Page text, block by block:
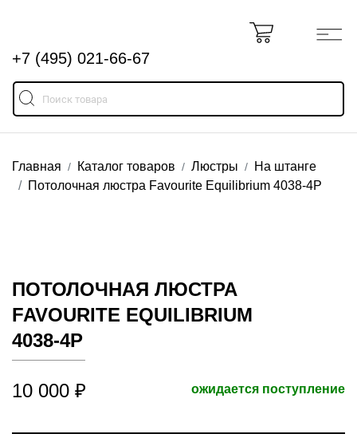
+7 (495) 021-66-67
Главная Каталог товаров Люстры
На штанге
Потолочная люстра Favourite Equilibrium 4038-4P
ПОТОЛОЧНАЯ ЛЮСТРА
FAVOURITE EQUILIBRIUM
4038-4P
10 000 ₽ ожидается поступление